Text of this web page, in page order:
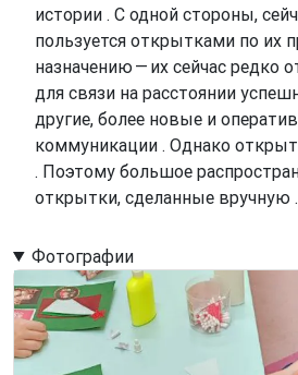
истории . С одной стороны,
пользуется открытками по их
назначению — их сейчас редко
для связи на расстоянии
другие, более новые и
коммуникации . Однако
. Поэтому большое
открытки, сделанные вручную ‍‍.
Фотографии
Image